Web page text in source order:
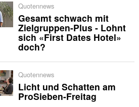
Quotennews
Gesamt schwach mit
Zielgruppen-Plus - Lohnt
sich «First Dates Hotel»
doch?
Quotennews
Licht und Schatten am
ProSieben-Freitag